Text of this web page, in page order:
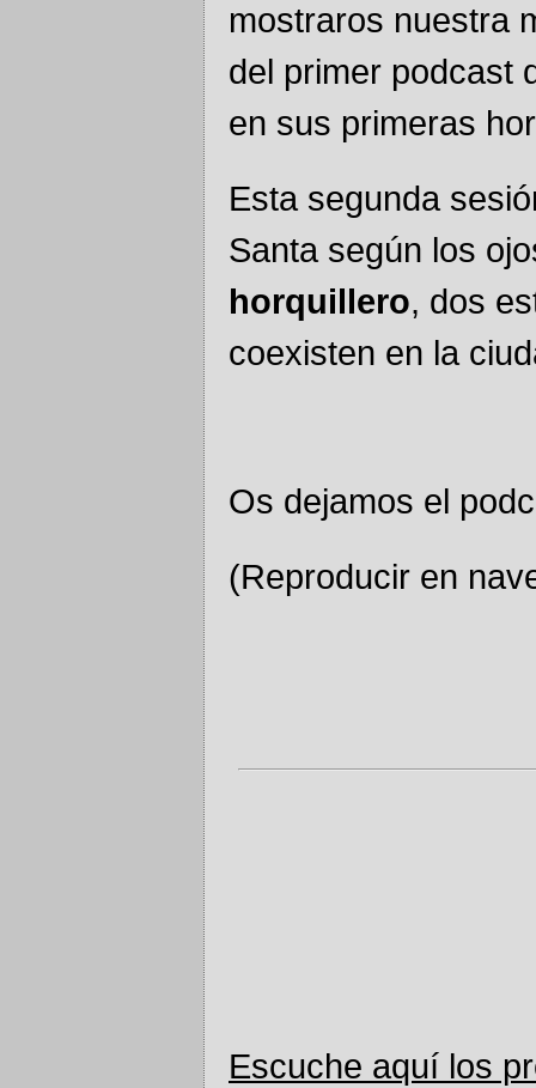
mostraros nuestra
del primer podcast
en sus primeras
Esta segunda
Santa según los
horquillero, dos
coexisten en la
Os dejamos el
(Reproducir en
Escuche aquí los